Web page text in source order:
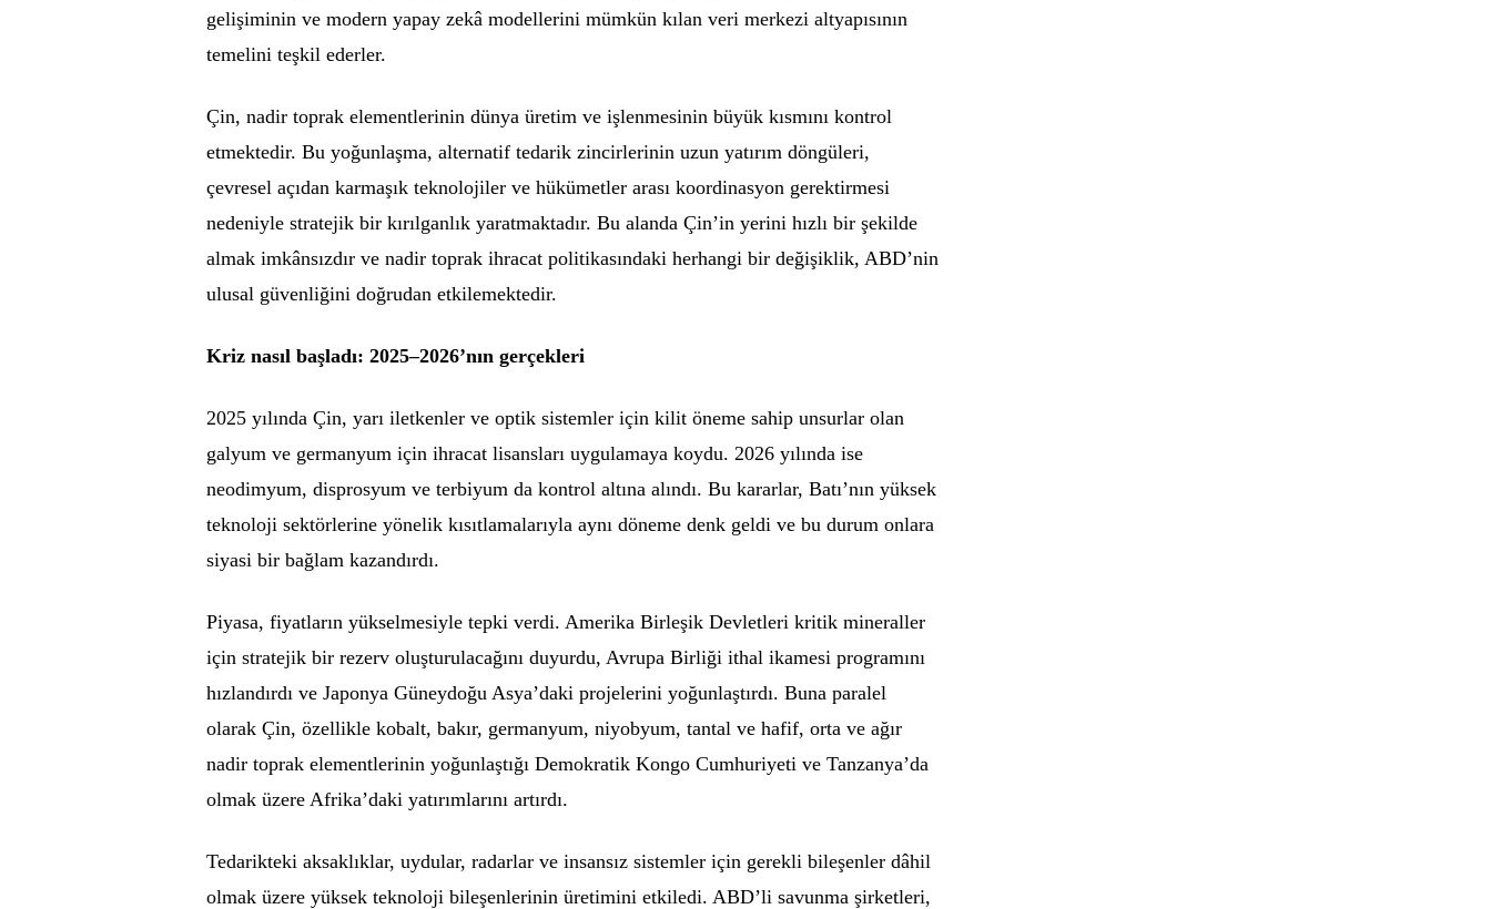
gelişiminin ve modern yapay zekâ modellerini mümkün kılan veri merkezi altyapısının
temelini teşkil ederler.
Çin, nadir toprak elementlerinin dünya üretim ve işlenmesinin büyük kısmını kontrol
etmektedir. Bu yoğunlaşma, alternatif tedarik zincirlerinin uzun yatırım döngüleri,
çevresel açıdan karmaşık teknolojiler ve hükümetler arası koordinasyon gerektirmesi
nedeniyle stratejik bir kırılganlık yaratmaktadır. Bu alanda Çin’in yerini hızlı bir şekilde
almak imkânsızdır ve nadir toprak ihracat politikasındaki herhangi bir değişiklik, ABD’nin
ulusal güvenliğini doğrudan etkilemektedir.
Kriz nasıl başladı: 2025–2026’nın gerçekleri
2025 yılında Çin, yarı iletkenler ve optik sistemler için kilit öneme sahip unsurlar olan
galyum ve germanyum için ihracat lisansları uygulamaya koydu. 2026 yılında ise
neodimyum, disprosyum ve terbiyum da kontrol altına alındı. Bu kararlar, Batı’nın yüksek
teknoloji sektörlerine yönelik kısıtlamalarıyla aynı döneme denk geldi ve bu durum onlara
siyasi bir bağlam kazandırdı.
Piyasa, fiyatların yükselmesiyle tepki verdi. Amerika Birleşik Devletleri kritik mineraller
için stratejik bir rezerv oluşturulacağını duyurdu, Avrupa Birliği ithal ikamesi programını
hızlandırdı ve Japonya Güneydoğu Asya’daki projelerini yoğunlaştırdı. Buna paralel
olarak Çin, özellikle kobalt, bakır, germanyum, niyobyum, tantal ve hafif, orta ve ağır
nadir toprak elementlerinin yoğunlaştığı Demokratik Kongo Cumhuriyeti ve Tanzanya’da
olmak üzere Afrika’daki yatırımlarını artırdı.
Tedarikteki aksaklıklar, uydular, radarlar ve insansız sistemler için gerekli bileşenler dâhil
olmak üzere yüksek teknoloji bileşenlerinin üretimini etkiledi. ABD’li savunma şirketleri,